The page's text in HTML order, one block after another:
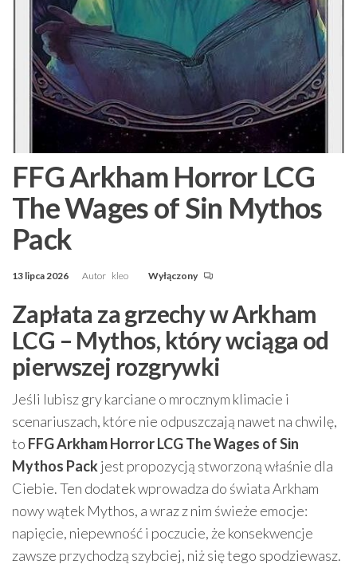
FFG Arkham Horror LCG
The Wages of Sin Mythos
Pack
13 lipca 2026 Autor kleo Wyłączony
Zapłata za grzechy w Arkham
LCG – Mythos, który wciąga od
pierwszej rozgrywki
Jeśli lubisz gry karciane o mrocznym klimacie i
scenariuszach, które nie odpuszczają nawet na chwilę,
to FFG Arkham Horror LCG The Wages of Sin
Mythos Packjest propozycją stworzoną właśnie dla
Ciebie. Ten dodatek wprowadza do świata Arkham
nowy wątek Mythos, a wraz z nim świeże emocje:
napięcie, niepewność i poczucie, że konsekwencje
zawsze przychodzą szybciej, niż się tego spodziewasz.